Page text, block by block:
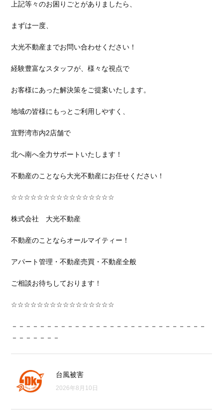
上記等々のお困りごとがありましたら、
まずは一度、
大光不動産までお問い合わせください！
経験豊富なスタッフが、様々な視点で
お客様にあった解決策をご提案いたします。
地域の皆様にもっとご利用しやすく、
宜野湾市内2店舗で
北へ南へ全力サポートいたします！
不動産のことなら大光不動産にお任せください！
☆☆☆☆☆☆☆☆☆☆☆☆☆☆☆☆
株式会社 大光不動産
不動産のことならオールマイティー！
アパート管理・不動産売買・不動産全般
ご相談お待ちしております！
☆☆☆☆☆☆☆☆☆☆☆☆☆☆☆☆
－－－－－－－－－－－－－－－－－－－－－－－－－－－－
－－－－－－－
台風被害
2026年8月10日